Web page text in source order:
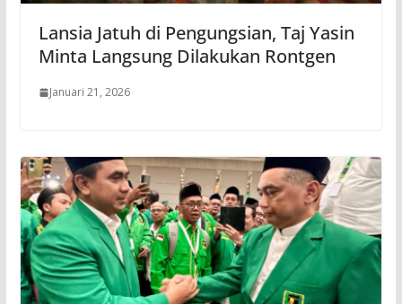
Lansia Jatuh di Pengungsian, Taj Yasin
Minta Langsung Dilakukan Rontgen
Januari 21, 2026